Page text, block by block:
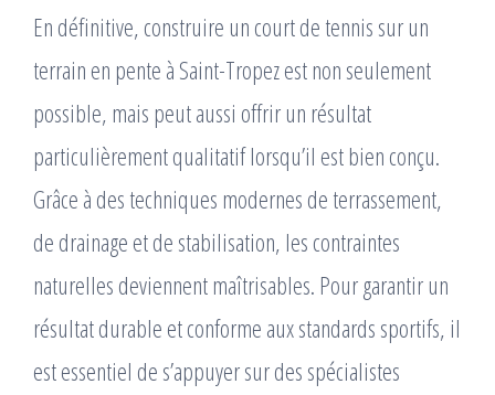
En définitive, construire un court de tennis sur un
terrain en pente à Saint-Tropez est non seulement
possible, mais peut aussi offrir un résultat
particulièrement qualitatif lorsqu’il est bien conçu.
Grâce à des techniques modernes de terrassement,
de drainage et de stabilisation, les contraintes
naturelles deviennent maîtrisables. Pour garantir un
résultat durable et conforme aux standards sportifs, il
est essentiel de s’appuyer sur des spécialistes